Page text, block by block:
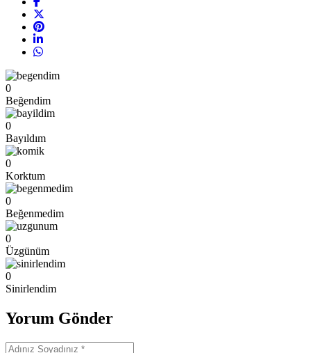
0
Beğendim
0
Bayıldım
0
Korktum
0
Beğenmedim
0
Üzgünüm
0
Sinirlendim
Yorum Gönder